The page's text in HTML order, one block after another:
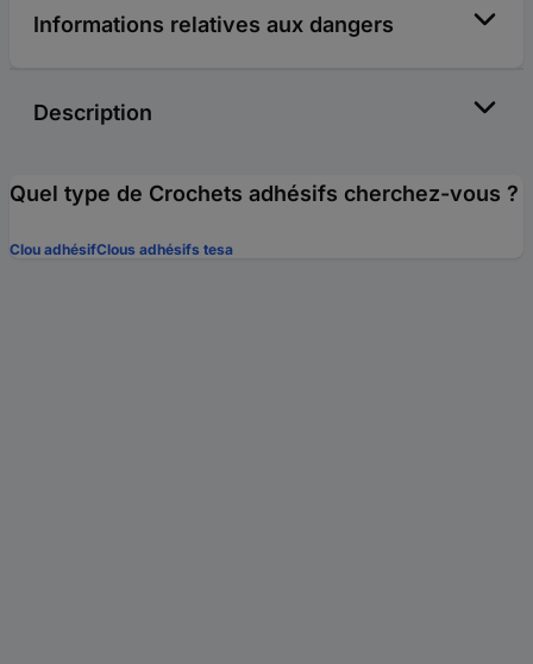
Informations relatives aux dangers
Description
Quel type de Crochets adhésifs cherchez-vous ?
Clou adhésifClous adhésifs tesa